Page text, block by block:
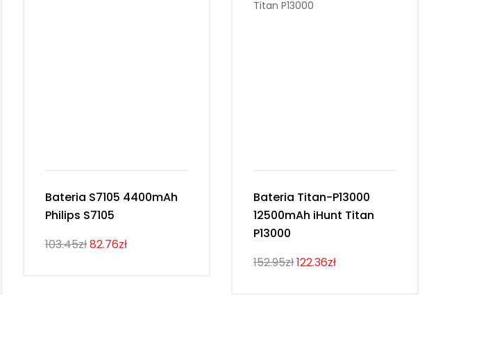
Bateria S7105 4400mAh
Philips S7105
103.45zł82.76zł
Bateria Titan-P13000
12500mAh iHunt Titan
P13000
152.95zł122.36zł